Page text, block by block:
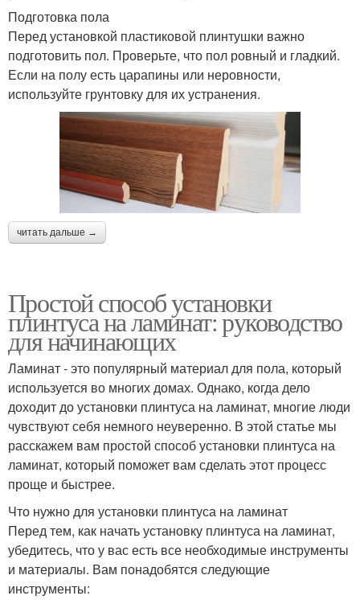
Подготовка пола
Перед установкой пластиковой плинтушки важно
подготовить пол. Проверьте, что пол ровный и гладкий.
Если на полу есть царапины или неровности,
используйте грунтовку для их устранения.
читать дальше →
Простой способ установки
плинтуса на ламинат: руководство
для начинающих
Ламинат - это популярный материал для пола, который
используется во многих домах. Однако, когда дело
доходит до установки плинтуса на ламинат, многие люди
чувствуют себя немного неуверенно. В этой статье мы
расскажем вам простой способ установки плинтуса на
ламинат, который поможет вам сделать этот процесс
проще и быстрее.
Что нужно для установки плинтуса на ламинат
Перед тем, как начать установку плинтуса на ламинат,
убедитесь, что у вас есть все необходимые инструменты
и материалы. Вам понадобятся следующие
инструменты: